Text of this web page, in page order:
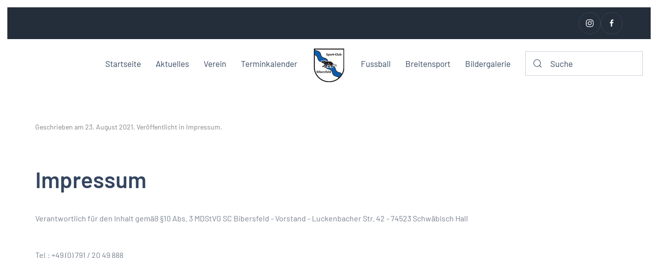
Startseite Aktuelles Verein Terminkalender Fussball Breitensport Bildergalerie
Geschrieben am 23. August 2021. Veröffentlicht in Impressum.
Impressum
Verantwortlich für den Inhalt gemäß §10 Abs. 3 MDStVG SC Bibersfeld - Vorstand - Luckenbacher Str. 42 - 74523 Schwäbisch Hall
Tel.: +49 (0) 791 / 20 49 888